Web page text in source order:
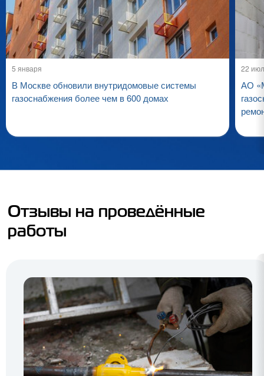
5 января
В Москве обновили внутридомовые системы
газоснабжения более чем в 600 домах
22
АО
Отзывы на проведённые
работы